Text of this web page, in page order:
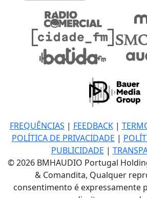
FREQUÊNCIAS | FEEDBACK|
POLÍTICA DE PRIVACIDADE |
PUBLICIDADE |
© 2026 BMHAUDIO Portugal
& Comandita, Qualquer
consentimento é expressamente